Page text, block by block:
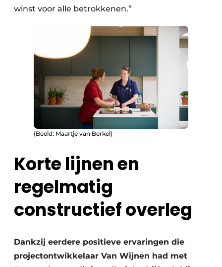
winst voor alle betrokkenen.”
(Beeld: Maartje van Berkel)
Korte lijnen en
regelmatig
constructief overleg
Dankzij eerdere positieve ervaringen die
projectontwikkelaar Van Wijnen had met